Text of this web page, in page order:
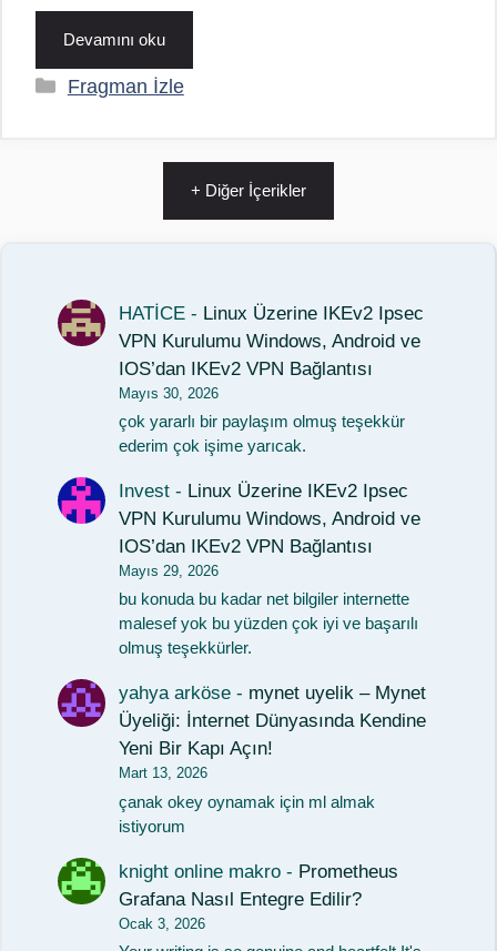
Devamını oku
Kategoriler
Fragman İzle
+ Diğer İçerikler
HATİCE - Linux Üzerine IKEv2 Ipsec
VPN Kurulumu Windows, Android ve
IOS’dan IKEv2 VPN Bağlantısı
Mayıs 30, 2026
çok yararlı bir paylaşım olmuş teşekkür
ederim çok işime yarıcak.
Invest - Linux Üzerine IKEv2 Ipsec
VPN Kurulumu Windows, Android ve
IOS’dan IKEv2 VPN Bağlantısı
Mayıs 29, 2026
bu konuda bu kadar net bilgiler internette
malesef yok bu yüzden çok iyi ve başarılı
olmuş teşekkürler.
yahya arköse - mynet uyelik – Mynet
Üyeliği: İnternet Dünyasında Kendine
Yeni Bir Kapı Açın!
Mart 13, 2026
çanak okey oynamak için ml almak
istiyorum
knight online makro - Prometheus
Grafana Nasıl Entegre Edilir?
Ocak 3, 2026